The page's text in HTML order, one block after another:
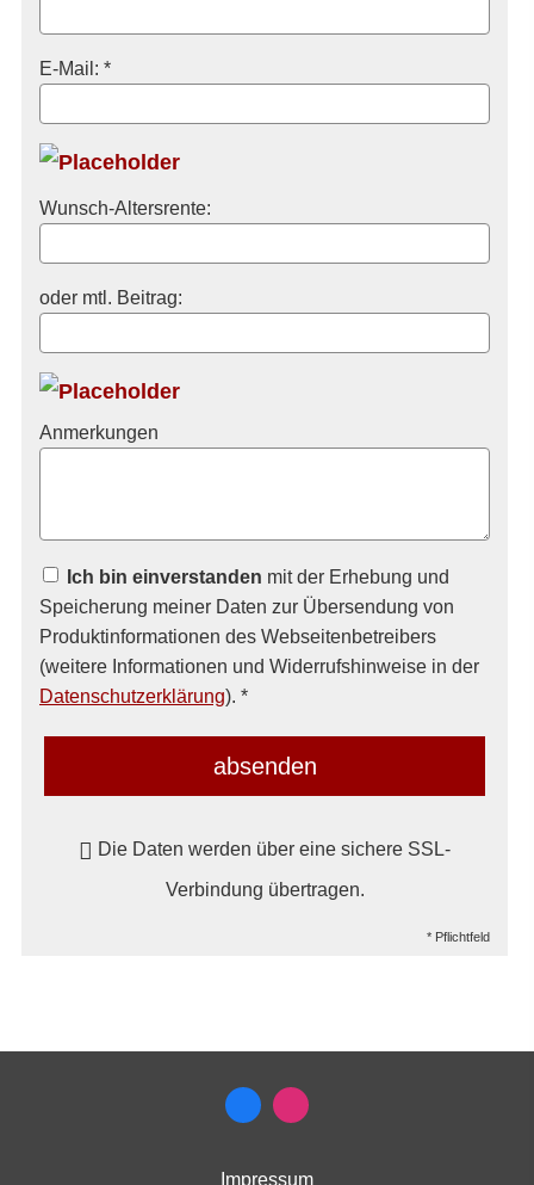
E-Mail: *
Wunsch-Altersrente:
oder mtl. Beitrag:
Anmerkungen
Ich bin einverstanden mit der Erhebung und
Speicherung meiner Daten zur Übersendung von
Produktinformationen des Webseitenbetreibers
(weitere Informationen und Widerrufshinweise in der
Datenschutzerklärung). *
absenden
Die Daten werden über eine sichere SSL-
Verbindung übertragen.
* Pflichtfeld
Impressum